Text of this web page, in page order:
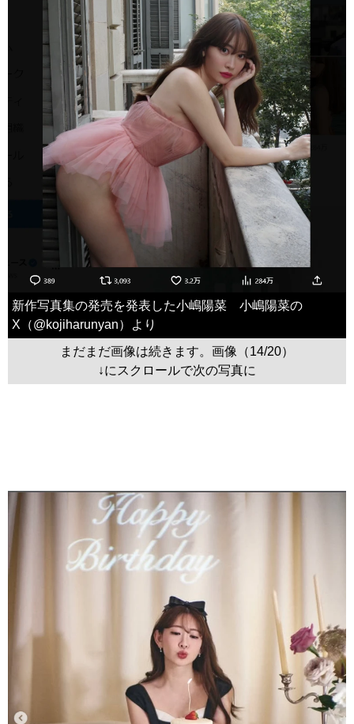
新作写真集の発売を発表した小嶋陽菜 小嶋陽菜の
X（@kojiharunyan）より
まだまだ画像は続きます。画像（14/20）
↓にスクロールで次の写真に